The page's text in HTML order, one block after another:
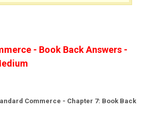
- Book Back Answers -
Commerce - Chapter 7: Book Back